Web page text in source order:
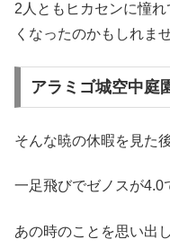
2人ともヒカセンに憧
くなったのかもしれませ
アラミゴ城空中庭
そんな暁の休暇を見た
一足飛びでゼノスが4.0
あの時のことを思い出